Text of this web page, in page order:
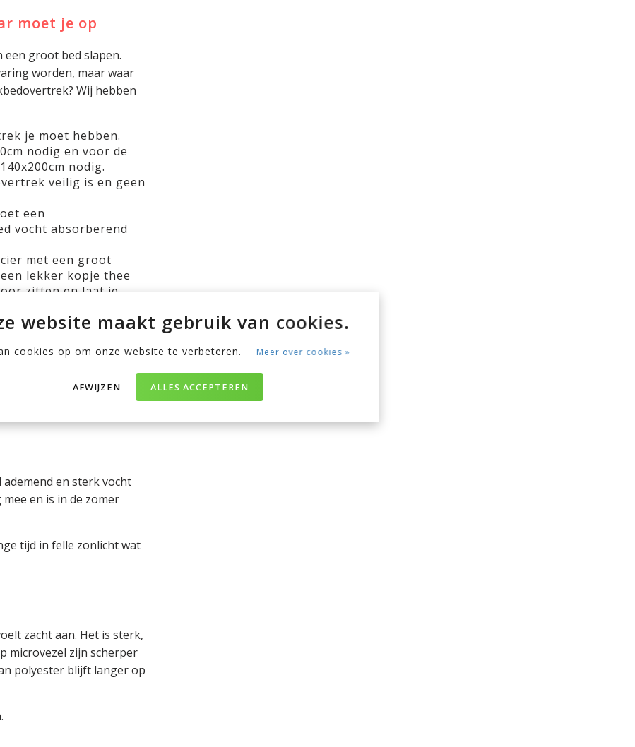
moet je op
groot bed slapen.
worden, maar waar
Wij hebben
je moet hebben.
nodig en voor de
nodig.
veilig is en geen
een
vocht absorberend
met een groot
lekker kopje thee
zitten en laat je
kiezen.
gemaakt. Ben je nog
Wij hebben een overzicht
en sterk vocht
en is in de zomer
tijd in felle zonlicht wat
zacht aan. Het is sterk,
microvezel zijn scherper
polyester blijft langer op
website maakt gebruik van cookies.
cookies op om onze website te verbeteren. Meer over cookies »
ALLES ACCEPTEREN
AFWIJZEN